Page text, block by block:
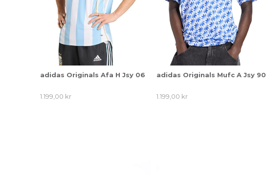
adidas Originals Afa H Jsy 06
1.199,00 kr
adidas Originals Mufc A Jsy 90
1.199,00 kr